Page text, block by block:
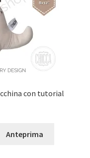
con tutorial
Anteprima